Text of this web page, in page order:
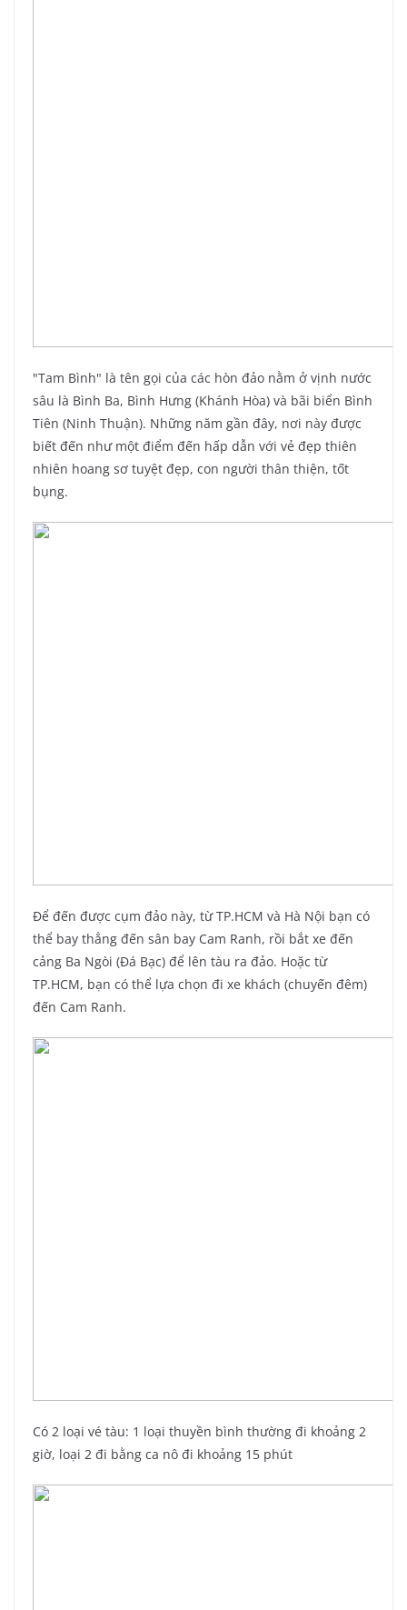
"Tam Bình" là tên gọi của các hòn đảo nằm ở vịnh nước
sâu là Bình Ba, Bình Hưng (Khánh Hòa) và bãi biển Bình
Tiên (Ninh Thuận). Những năm gần đây, nơi này được
biết đến như một điểm đến hấp dẫn với vẻ đẹp thiên
nhiên hoang sơ tuyệt đẹp, con người thân thiện, tốt
bụng.
Để đến được cụm đảo này, từ TP.HCM và Hà Nội bạn có
thể bay thẳng đến sân bay Cam Ranh, rồi bắt xe đến
cảng Ba Ngòi (Đá Bạc) để lên tàu ra đảo. Hoặc từ
TP.HCM, bạn có thể lựa chọn đi xe khách (chuyến đêm)
đến Cam Ranh.
Có 2 loại vé tàu: 1 loại thuyền bình thường đi khoảng 2
giờ, loại 2 đi bằng ca nô đi khoảng 15 phút